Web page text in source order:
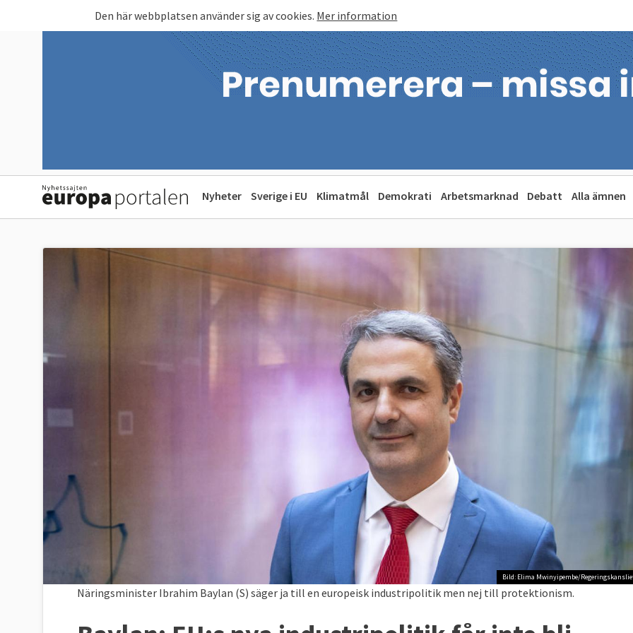
Den här webbplatsen använder sig av cookies. Mer information
Nyheter Sverige i EU Klimatmål Demokrati Arbetsmarknad Debatt Alla ämnen
Bild: Elima Mwinyipembe/
Näringsminister Ibrahim Baylan (S) säger ja till en europeisk industripolitik men nej till protektionism.